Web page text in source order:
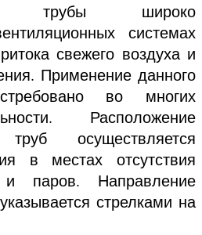
трубы широко
системах
свежего воздуха и
Применение данного
во многих
Расположение
труб осуществляется
в местах отсутствия
и паров. Направление
стрелками на